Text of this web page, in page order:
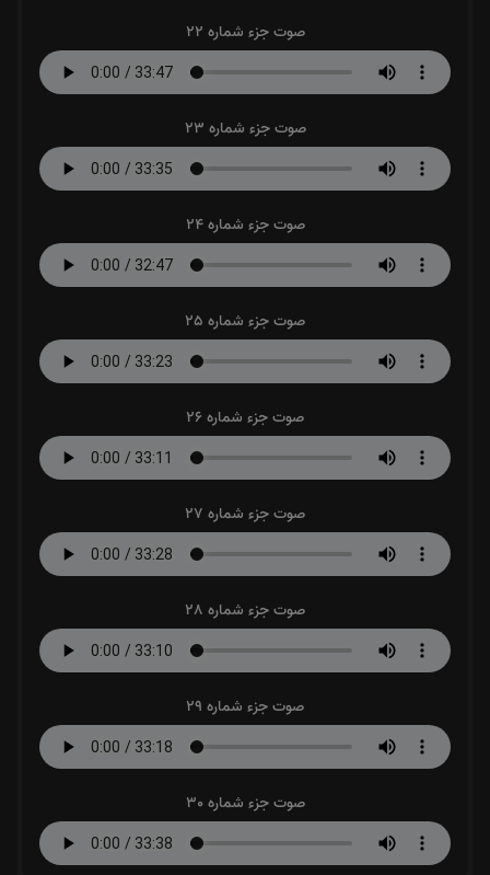
صوت جزء شماره 22
صوت جزء شماره 23
صوت جزء شماره 24
صوت جزء شماره 25
صوت جزء شماره 26
صوت جزء شماره 27
صوت جزء شماره 28
صوت جزء شماره 29
صوت جزء شماره 30